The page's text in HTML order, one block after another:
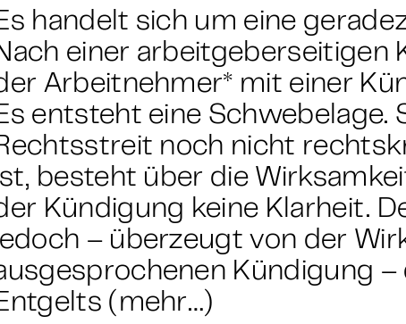
handelt sich um eine
einer arbeitgeberseitigen
Arbeitnehmer* mit einer
entsteht eine Schwebelage.
noch nicht
besteht über die
Kündigung keine Klarheit.
– überzeugt von der
Kündigung –
(mehr…)